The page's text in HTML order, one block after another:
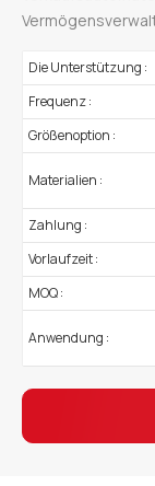
Die Unterstützung :
Frequenz :
Größenoption :
Materialien :
Zahlung :
Vorlaufzeit :
MOQ :
Anwendung :